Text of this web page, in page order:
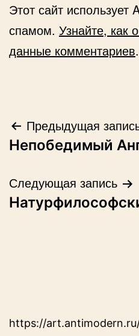
Этот сайт
спамом. Узнайте, как
данные комментариев.
Навигация
по
записям
Предыдущая
Непобедимый
Следующая запись
https://